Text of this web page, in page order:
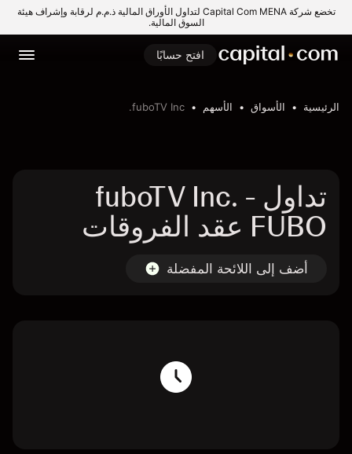
تخضع شركة Capital Com MENA لتداول الأوراق المالية ذ.م.م لرقابة وإشراف هيئة
السوق المالية.
افتح حسابًا
الرئيسية الأسواق الأسهم fuboTV Inc.
تداول fuboTV Inc. -
FUBO عقد الفروقات
أضف إلى اللائحة المفضلة